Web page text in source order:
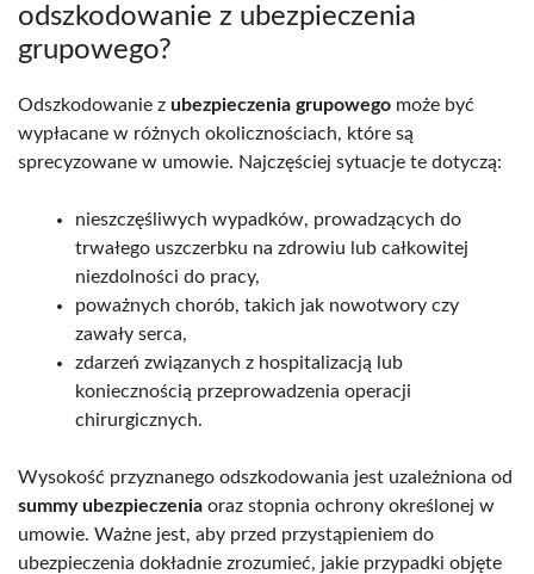
odszkodowanie z ubezpieczenia
grupowego?
Odszkodowanie z ubezpieczenia grupowego może być
wypłacane w różnych okolicznościach, które są
sprecyzowane w umowie. Najczęściej sytuacje te dotyczą:
nieszczęśliwych wypadków, prowadzących do
trwałego uszczerbku na zdrowiu lub całkowitej
niezdolności do pracy,
poważnych chorób, takich jak nowotwory czy
zawały serca,
zdarzeń związanych z hospitalizacją lub
koniecznością przeprowadzenia operacji
chirurgicznych.
Wysokość przyznanego odszkodowania jest uzależniona od
summy ubezpieczenia oraz stopnia ochrony określonej w
umowie. Ważne jest, aby przed przystąpieniem do
ubezpieczenia dokładnie zrozumieć, jakie przypadki objęte